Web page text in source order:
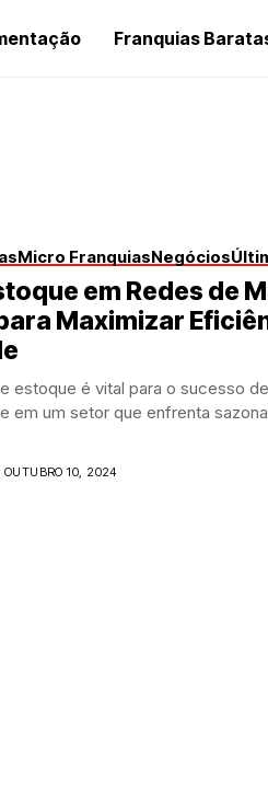
Franquias
Micro FranquiasNegócios
em Redes de
Maximizar
estoque é vital para o sucesso
em um setor que enfrenta
OUTUBRO 10, 2024